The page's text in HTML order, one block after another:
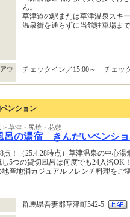
ん。
草津道の駅または草津温泉スキ
温泉街を通らずに当館駐車場ま
ウ
チェックイン／15:00～ チェッ
ンション
> 草津・尻焼・花敷
呂の湯宿 きんだいペンシ
点！（25.4.28時点）草津温泉の中心湯
5つの貸切風呂は何度でも24入浴OK
産地消カジュアルフレンチ料理をご
群馬県吾妻郡草津町542-5